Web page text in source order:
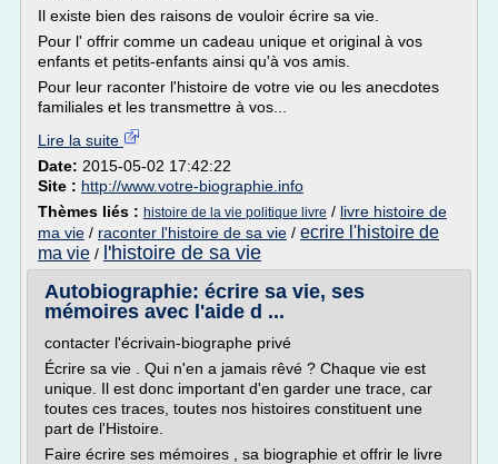
Il existe bien des raisons de vouloir écrire sa vie.
Pour l' offrir comme un cadeau unique et original à vos
enfants et petits-enfants ainsi qu'à vos amis.
Pour leur raconter l'histoire de votre vie ou les anecdotes
familiales et les transmettre à vos...
Lire la suite
Date: 2015-05-02 17:42:22
Site : http://www.votre-biographie.info
Thèmes liés : histoire de la vie politique livre / livre histoire de
ma vie / raconter l'histoire de sa vie / ecrire l'histoire de
ma vie / l'histoire de sa vie
Autobiographie: écrire sa vie, ses
mémoires avec l'aide d ...
contacter l'écrivain-biographe privé
Écrire sa vie . Qui n'en a jamais rêvé ? Chaque vie est
unique. Il est donc important d'en garder une trace, car
toutes ces traces, toutes nos histoires constituent une
part de l'Histoire.
Faire écrire ses mémoires , sa biographie et offrir le livre